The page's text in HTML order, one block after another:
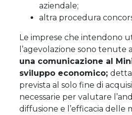
aziendale;
altra procedura
Le imprese che intendono
l’agevolazione sono tenute
una comunicazione al
sviluppo economico;
prevista al solo fine di
necessarie per valutare
diffusione e l’efficacia delle